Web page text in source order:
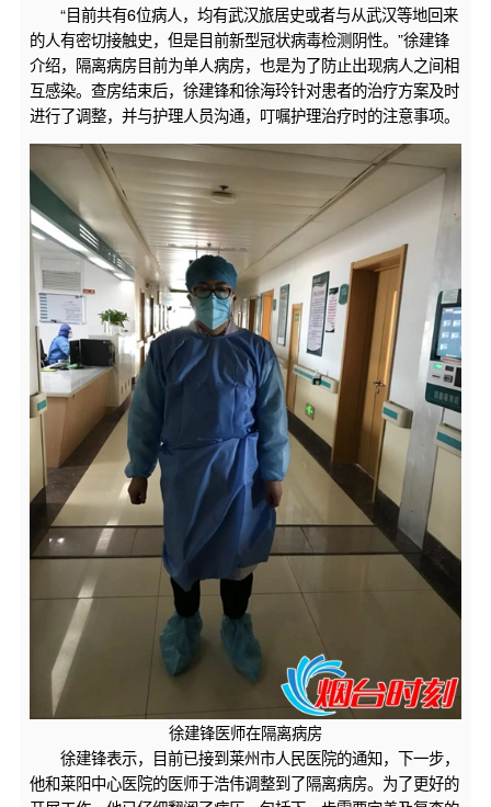
“目前共有6位病人，均有武汉旅居史或者与从武汉等地回来
的人有密切接触史，但是目前新型冠状病毒检测阴性。”徐建锋
介绍，隔离病房目前为单人病房，也是为了防止出现病人之间相
互感染。查房结束后，徐建锋和徐海玲针对患者的治疗方案及时
进行了调整，并与护理人员沟通，叮嘱护理治疗时的注意事项。
徐建锋医师在隔离病房
徐建锋表示，目前已接到莱州市人民医院的通知，下一步，
他和莱阳中心医院的医师于浩伟调整到了隔离病房。为了更好的